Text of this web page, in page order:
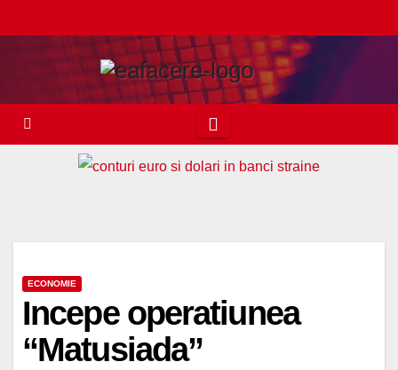
to
ECONOMIE
Incepe operatiunea
“Matusiada”